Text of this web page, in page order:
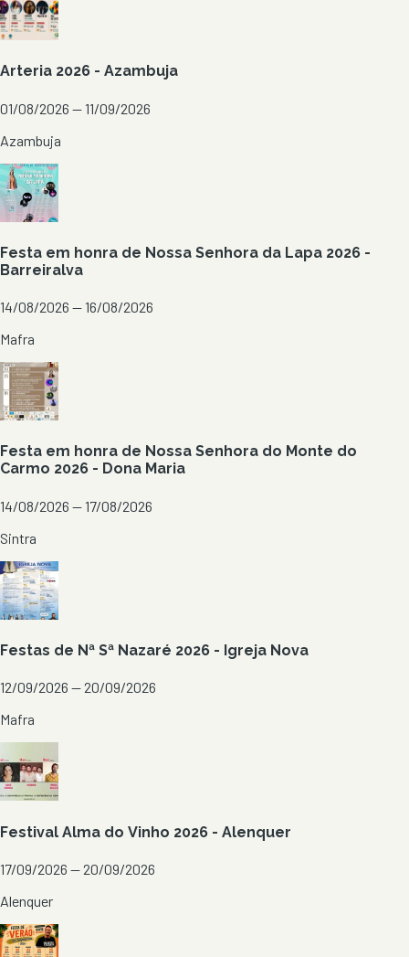
Arteria 2026 - Azambuja
01/08/2026 — 11/09/2026
Azambuja
Festa em honra de Nossa Senhora da Lapa 2026 -
Barreiralva
14/08/2026 — 16/08/2026
Mafra
Festa em honra de Nossa Senhora do Monte do
Carmo 2026 - Dona Maria
14/08/2026 — 17/08/2026
Sintra
Festas de Nª Sª Nazaré 2026 - Igreja Nova
12/09/2026 — 20/09/2026
Mafra
Festival Alma do Vinho 2026 - Alenquer
17/09/2026 — 20/09/2026
Alenquer